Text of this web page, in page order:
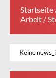
Startseite
Arbeit /
Keine